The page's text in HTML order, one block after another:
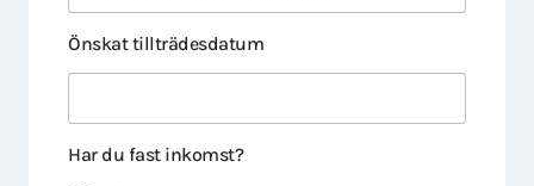
Önskat tillträdesdatum
Har du fast inkomst?